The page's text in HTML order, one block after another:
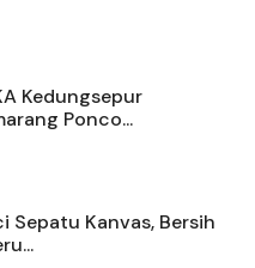
Kedungsepur
Ponco...
Sepatu Kanvas, Bersih